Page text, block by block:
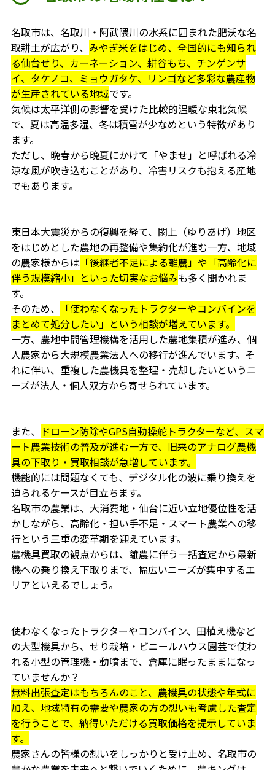
名取市は、名取川・阿武隈川の水系に囲まれた肥沃な名
取耕土が広がり、 みやぎ米をはじめ、全国的にも知られ
る仙台せり、カーネーション、耕谷もち、チンゲンサ
イ、タケノコ、ミョウガタケ、リンゴなど多彩な農産物
が生産されている地域です。
気候は太平洋側の影響を受けた比較的温暖な東北気候
で、夏は高温多湿、冬は積雪が少なめという特徴があり
ます。
ただし、晩春から晩夏にかけて「やませ」と呼ばれる冷
涼な風が吹き込むことがあり、冷害リスクも抱える産地
でもあります。
東日本大震災からの復興を経て、閖上（ゆりあげ）地区
をはじめとした農地の再整備や集約化が進む一方、地域
の農家様からは 「後継者不足による離農」や「高齢化に
伴う規模縮小」といった切実なお悩みも多く聞かれま
す。
そのため、
「使わなくなったトラクターやコンバインを
まとめて処分したい」という相談が増えています。
一方、農地中間管理機構を活用した農地集積が進み、個
人農家から大規模農業法人への移行が進んでいます。そ
れに伴い、重複した農機具を整理・売却したいというニ
ーズが法人・個人双方から寄せられています。
また、 ドローン防除やGPS自動操舵トラクターなど、スマ
ート農業技術の普及が進む一方で、旧来のアナログ農機
具の下取り・買取相談が急増しています。
機能的には問題なくても、デジタル化の波に乗り換えを
迫られるケースが目立ちます。
名取市の農業は、大消費地・仙台に近い立地優位性を活
かしながら、高齢化・担い手不足・スマート農業への移
行という三重の変革期を迎えています。
農機具買取の観点からは、離農に伴う一括査定から最新
機への乗り換え下取りまで、幅広いニーズが集中するエ
リアといえるでしょう。
使わなくなったトラクターやコンバイン、田植え機など
の大型機具から、せり栽培・ビニールハウス園芸で使わ
れる小型の管理機・動噴まで、倉庫に眠ったままになっ
ていませんか？
無料出張査定はもちろんのこと、農機具の状態や年式に
加え、地域特有の需要や農家の方の想いも考慮した査定
を行うことで、納得いただける買取価格を提示していま
す。
農家さんの皆様の想いをしっかりと受け止め、名取市の